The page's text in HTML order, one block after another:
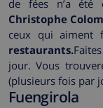
de fées n’a été
Christophe
ceux qui aiment
restaurants.
jour. Vous
(plusieurs fois par
Fuengirola